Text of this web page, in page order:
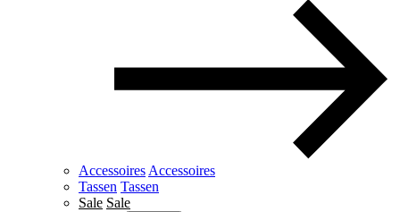
Accessoires Accessoires
Tassen Tassen
Sale Sale